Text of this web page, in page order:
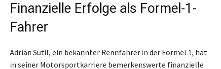
Finanzielle Erfolge als Formel-1-
Fahrer
Adrian Sutil, ein bekannter Rennfahrer in der Formel 1, hat
in seiner Motorsportkarriere bemerkenswerte finanzielle